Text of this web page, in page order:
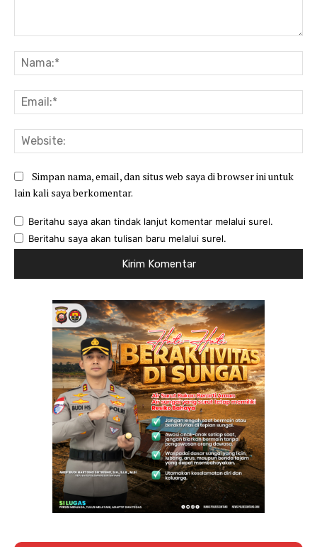
Simpan nama, email, dan situs web saya di browser ini untuk
lain kali saya berkomentar.
Beritahu saya akan tindak lanjut komentar melalui surel.
Beritahu saya akan tulisan baru melalui surel.